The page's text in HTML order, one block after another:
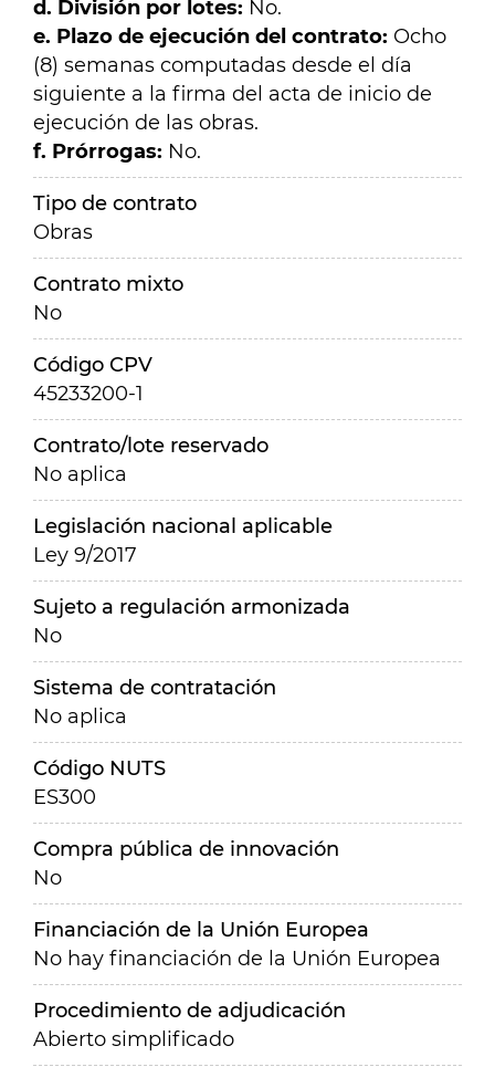
d. División por lotes: No.
e. Plazo de ejecución del contrato: Ocho
(8) semanas computadas desde el día
siguiente a la firma del acta de inicio de
ejecución de las obras.
f. Prórrogas: No.
Tipo de contrato
Obras
Contrato mixto
No
Código CPV
45233200-1
Contrato/lote reservado
No aplica
Legislación nacional aplicable
Ley 9/2017
Sujeto a regulación armonizada
No
Sistema de contratación
No aplica
Código NUTS
ES300
Compra pública de innovación
No
Financiación de la Unión Europea
No hay financiación de la Unión Europea
Procedimiento de adjudicación
Abierto simplificado